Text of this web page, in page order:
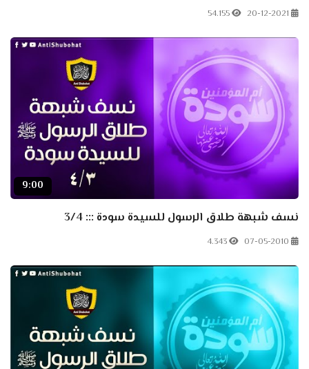
20-12-2021
54.155
9:00
نسف شبهة طلاق الرسول للسيدة سودة ::: 3/4
07-05-2010
4.343